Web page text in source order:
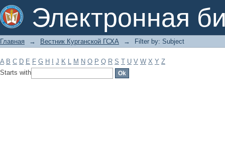
Электронная
Filter by: Subject
Главная → Вестник Курганской ГСХА → Filter by: Subject
A B C D E F G H J K L M N O P Q R S T U V W X Y Z
Starts with